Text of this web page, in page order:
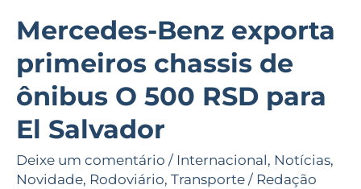
Mercedes-Benz exporta
primeiros chassis de
ônibus O 500 RSD para
El Salvador
Deixe um comentário / Internacional, Notícias,
Novidade, Rodoviário, Transporte / Redação
Salvador